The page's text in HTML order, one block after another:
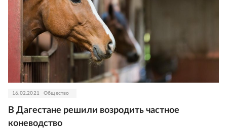
16.02.2021 Общество
В Дагестане решили возродить частное
коневодство